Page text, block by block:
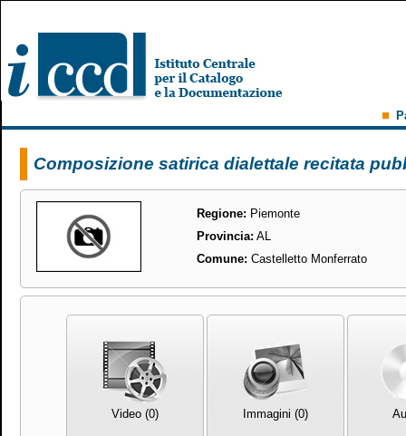
Composizione satirica dialettale recitata
Regione: Piemonte
Provincia: AL
Comune: Castelletto Monferrato
Video (0) Immagini (0)